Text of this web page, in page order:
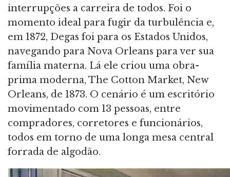
interrupções a carreira de todos. Foi o
momento ideal para fugir da turbulência e,
em 1872, Degas foi para os Estados Unidos,
navegando para Nova Orleans para ver sua
família materna. Lá ele criou uma obra-
prima moderna, The Cotton Market, New
Orleans, de 1873. O cenário é um escritório
movimentado com 13 pessoas, entre
compradores, corretores e funcionários,
todos em torno de uma longa mesa central
forrada de algodão.